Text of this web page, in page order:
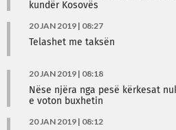
kundër Kosovës
20 JAN 2019 | 08:27
Telashet me taksën
20 JAN 2019 | 08:18
Nëse njëra nga pesë kërkesat
e voton buxhetin
20 JAN 2019 | 08:12